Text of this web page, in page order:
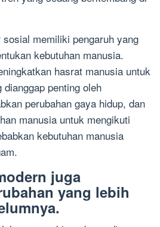
memiliki pengaruh yang
kebutuhan manusia.
hasrat manusia untuk
penting oleh
perubahan gaya hidup, dan
manusia untuk mengikuti
kebutuhan manusia
juga
yang lebih